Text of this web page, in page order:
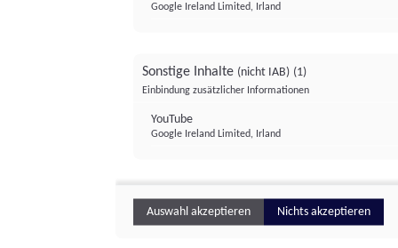
Google Ireland Limited, Irland
Sonstige Inhalte (nicht IAB) (1)
Einbindung zusätzlicher Informationen
YouTube
Google Ireland Limited, Irland
Auswahl akzeptieren Nichts akzeptieren